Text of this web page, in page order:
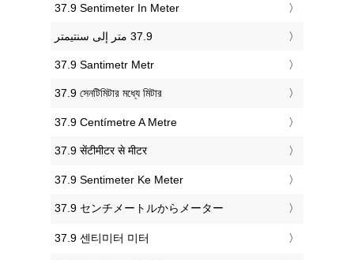
‎37.9 Sentimeter In Meter
‎37.9 Santimetr Metr
‎37.9 সেনটিমিটার মধ্যে মিটার
‎37.9 Centímetre A Metre
‎37.9 सेंटीमीटर से मीटर
‎37.9 Sentimeter Ke Meter
‎37.9 センチメートルからメーター
‎37.9 센티미터 미터